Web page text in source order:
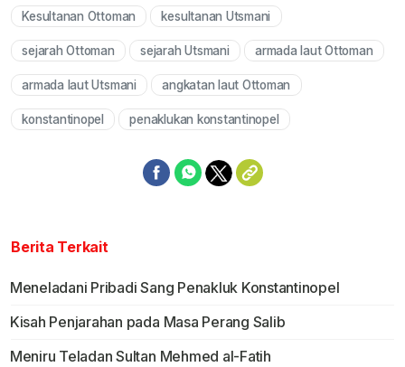
Kesultanan Ottoman kesultanan Utsmani
sejarah Ottoman sejarah Utsmani armada laut Ottoman
armada laut Utsmani angkatan laut Ottoman
konstantinopel penaklukan konstantinopel
Berita Terkait
Meneladani Pribadi Sang Penakluk Konstantinopel
Kisah Penjarahan pada Masa Perang Salib
Meniru Teladan Sultan Mehmed al-Fatih